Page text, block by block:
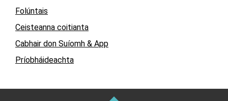
Folúntais
Ceisteanna coitianta
Cabhair don Suíomh & App
Príobháideachta